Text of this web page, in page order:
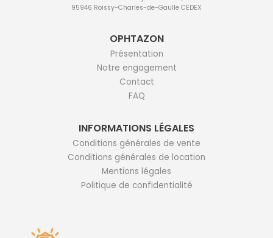
95946 Roissy-Charles-de-Gaulle CEDEX
OPHTAZON
Présentation
Notre engagement
Contact
FAQ
INFORMATIONS LÉGALES
Conditions générales de vente
Conditions générales de location
Mentions légales
Politique de confidentialité